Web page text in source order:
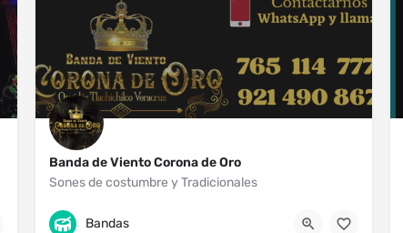
Banda de Viento Corona de Oro
Sones de costumbre y Tradicionales
Tlachichilco
Bandas